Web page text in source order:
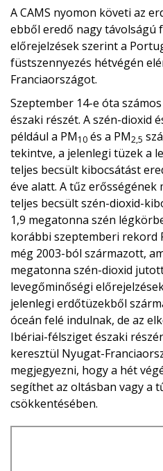
A CAMS nyomon követi az
ebből eredő nagy távolságú
előrejelzések szerint a
füstszennyezés hétvégén
Franciaországot.
Szeptember 14-e óta számos
északi részét. A szén-dioxid
például a PM10 és a PM2,5
tekintve, a jelenlegi tüzek a
teljes becsült kibocsátást
éve alatt. A tűz
teljes becsült szén-dioxid-
1,9 megatonna szén
korábbi szeptemberi rekord
még 2003-ból származott,
megatonna szén-dioxid
levegőminőségi
jelenlegi erdőtüzekből
óceán felé indulnak, de az
Ibériai-félsziget északi
keresztül Nyugat-
megjegyezni, hogy a hét
segíthet az oltásban vagy a
csökkentésében.